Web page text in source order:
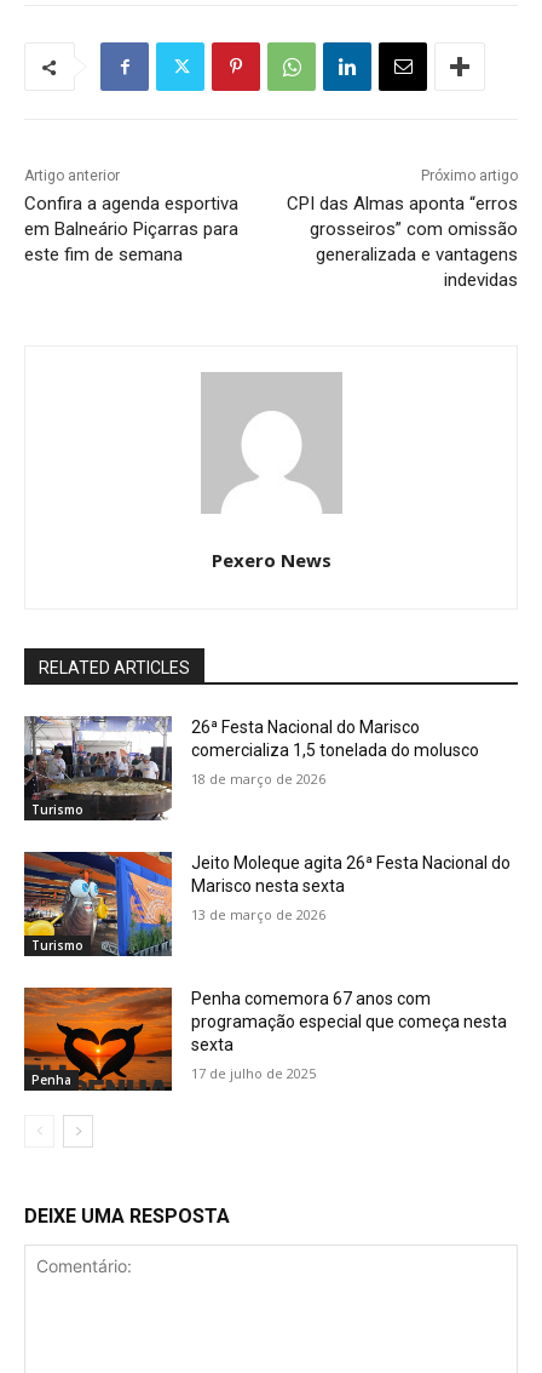
Artigo anterior
Confira a agenda esportiva
em Balneário Piçarras para
este fim de semana
Próximo artigo
CPI das Almas aponta “erros
grosseiros” com omissão
generalizada e vantagens
indevidas
Pexero News
RELATED ARTICLES
Turismo
26ª Festa Nacional do Marisco
comercializa 1,5 tonelada do molusco
18 de março de 2026
Turismo
Jeito Moleque agita 26ª Festa Nacional do
Marisco nesta sexta
13 de março de 2026
Penha
Penha comemora 67 anos com
programação especial que começa nesta
sexta
17 de julho de 2025
DEIXE UMA RESPOSTA